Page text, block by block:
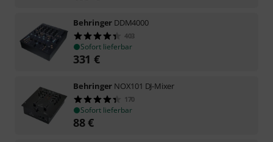
Behringer DDM4000
403
Sofort lieferbar
331 €
Behringer NOX101 DJ-Mixer
170
Sofort lieferbar
88€